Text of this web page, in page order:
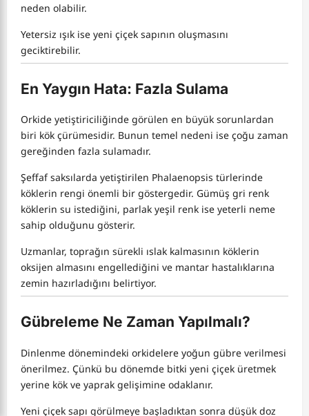
neden olabilir.
Yetersiz ışık ise yeni çiçek sapının oluşmasını
geciktirebilir.
En Yaygın Hata: Fazla Sulama
Orkide yetiştiriciliğinde görülen en büyük sorunlardan
biri kök çürümesidir. Bunun temel nedeni ise çoğu zaman
gereğinden fazla sulamadır.
Şeffaf saksılarda yetiştirilen Phalaenopsis türlerinde
köklerin rengi önemli bir göstergedir. Gümüş gri renk
köklerin su istediğini, parlak yeşil renk ise yeterli neme
sahip olduğunu gösterir.
Uzmanlar, toprağın sürekli ıslak kalmasının köklerin
oksijen almasını engellediğini ve mantar hastalıklarına
zemin hazırladığını belirtiyor.
Gübreleme Ne Zaman Yapılmalı?
Dinlenme dönemindeki orkidelere yoğun gübre verilmesi
önerilmez. Çünkü bu dönemde bitki yeni çiçek üretmek
yerine kök ve yaprak gelişimine odaklanır.
Yeni çiçek sapı görülmeye başladıktan sonra düşük doz